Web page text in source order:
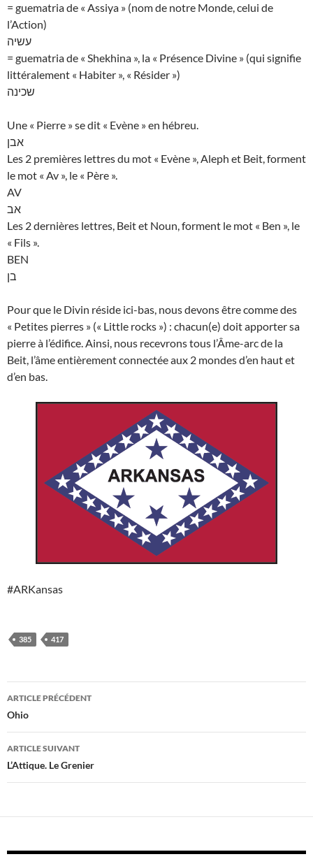
= guematria de « Assiya » (nom de notre Monde, celui de
l’Action)
עשיה
= guematria de « Shekhina », la « Présence Divine » (qui signifie
littéralement « Habiter », « Résider »)
שכינה
Une « Pierre » se dit « Evène » en hébreu.
אבן
Les 2 premières lettres du mot « Evène », Aleph et Beit, forment
le mot « Av », le « Père ».
AV
אב
Les 2 dernières lettres, Beit et Noun, forment le mot « Ben », le
« Fils ».
BEN
בן
Pour que le Divin réside ici-bas, nous devons être comme des
« Petites pierres » (« Little rocks ») : chacun(e) doit apporter sa
pierre à l’édifice. Ainsi, nous recevrons tous l’Âme-arc de la
Beit, l’âme entièrement connectée aux 2 mondes d’en haut et
d’en bas.
#ARKansas
385 417
Navigation
des
articles
ARTICLE PRÉCÉDENT
Ohio
ARTICLE SUIVANT
L’Attique. Le Grenier